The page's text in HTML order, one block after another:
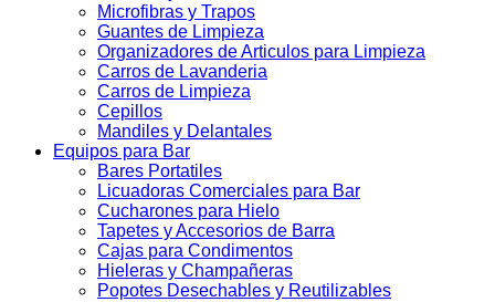
Microfibras y Trapos
Guantes de Limpieza
Organizadores de Articulos para Limpieza
Carros de Lavanderia
Carros de Limpieza
Cepillos
Mandiles y Delantales
Equipos para Bar
Bares Portatiles
Licuadoras Comerciales para Bar
Cucharones para Hielo
Tapetes y Accesorios de Barra
Cajas para Condimentos
Hieleras y Champañeras
Popotes Desechables y Reutilizables